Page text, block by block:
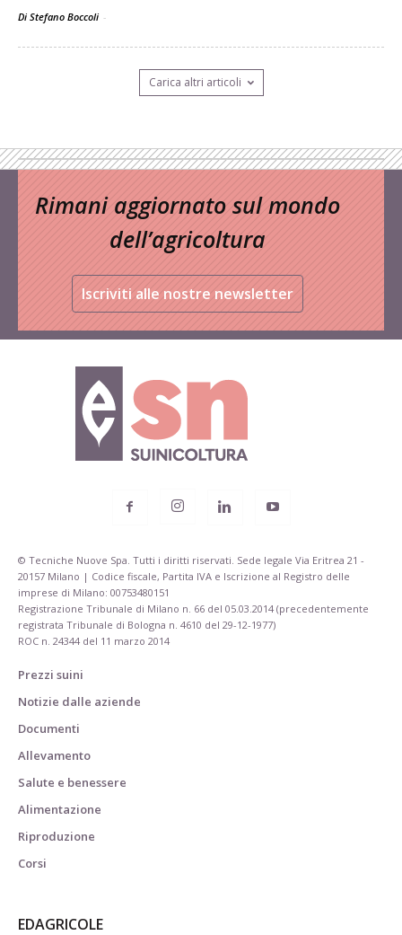
Di Stefano Boccoli -
Carica altri articoli
Rimani aggiornato sul mondo
dell’agricoltura
Iscriviti alle nostre newsletter
© Tecniche Nuove Spa. Tutti i diritti riservati. Sede legale Via Eritrea 21 -
20157 Milano | Codice fiscale, Partita IVA e Iscrizione al Registro delle
imprese di Milano: 00753480151
Registrazione Tribunale di Milano n. 66 del 05.03.2014 (precedentemente
registrata Tribunale di Bologna n. 4610 del 29-12-1977)
ROC n. 24344 del 11 marzo 2014
Prezzi suini
Notizie dalle aziende
Documenti
Allevamento
Salute e benessere
Alimentazione
Riproduzione
Corsi
EDAGRICOLE